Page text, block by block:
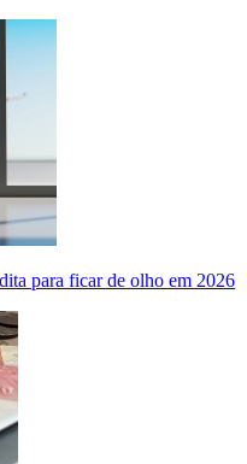
para ficar de olho em 2026